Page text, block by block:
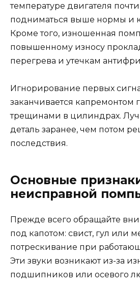
температуре двигателя
подниматься выше нормы и
Кроме того, изношенная
повышенному износу
перегрева и утечкам
Игнорирование первых
заканчивается капремонтом
трещинами в цилиндрах.
деталь заранее, чем потом
последствия.
Основные
неисправной
Прежде всего обращайте
под капотом: свист, гул или
потрескивание при
Эти звуки возникают из-за
подшипников или осевого